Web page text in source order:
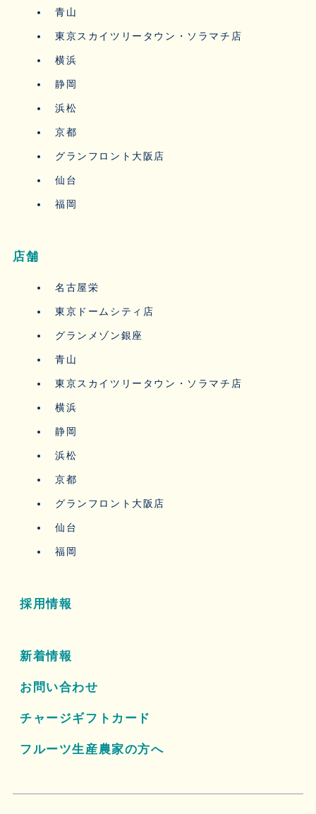
青山
東京スカイツリータウン・ソラマチ店
横浜
静岡
浜松
京都
グランフロント大阪店
仙台
福岡
店舗
名古屋栄
東京ドームシティ店
グランメゾン銀座
青山
東京スカイツリータウン・ソラマチ店
横浜
静岡
浜松
京都
グランフロント大阪店
仙台
福岡
採用情報
新着情報
お問い合わせ
チャージギフトカード
フルーツ生産農家の方へ